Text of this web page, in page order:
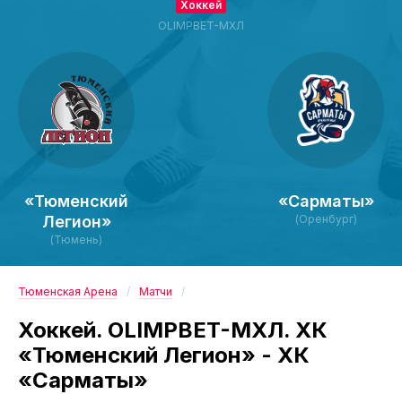
«Тюменский
Легион»
(Тюмень)
Хоккей
OLIMPBET-МХЛ
«Сарматы»
(Оренбург)
Тюменская Арена Матчи
Хоккей. OLIMPBET-МХЛ. ХК
«Тюменский Легион» - ХК
«Сарматы»